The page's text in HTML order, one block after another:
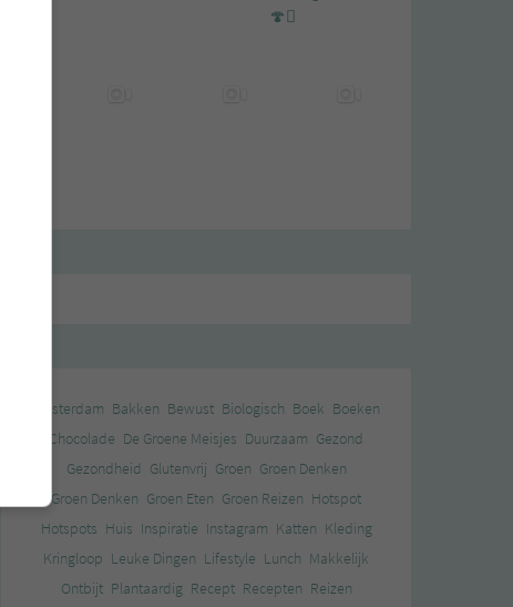
Amsterdam Bakken Bewust Biologisch Boek Boeken
Chocolade De Groene Meisjes Duurzaam Gezond
Gezondheid Glutenvrij Groen Groen Denken
Groen Denken Groen Eten Groen Reizen Hotspot
Hotspots Huis Inspiratie Instagram Katten Kleding
Kringloop Leuke Dingen Lifestyle Lunch Makkelijk
Ontbijt Plantaardig Recept Recepten Reizen